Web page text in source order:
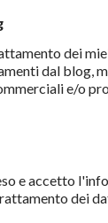
dei
dal blog,
e/o
e accetto
dei